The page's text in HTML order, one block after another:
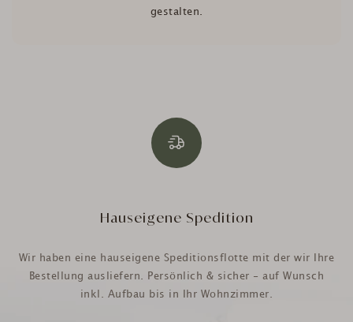
gestalten.
Hauseigene Spedition
Wir haben eine hauseigene Speditionsflotte mit der wir Ihre
Bestellung ausliefern. Persönlich & sicher - auf Wunsch
inkl. Aufbau bis in Ihr Wohnzimmer.